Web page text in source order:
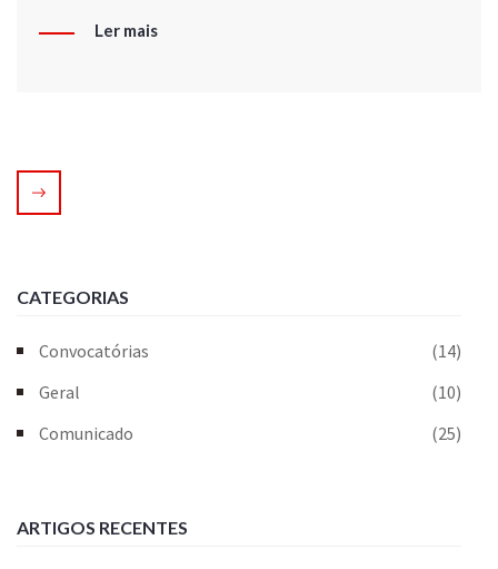
Ler mais
CATEGORIAS
Convocatórias
(14)
Geral
(10)
Comunicado
(25)
ARTIGOS RECENTES